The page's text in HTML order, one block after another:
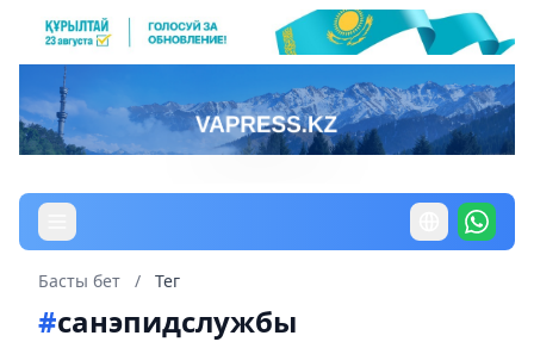
Басты бет / Тег
#санэпидслужбы